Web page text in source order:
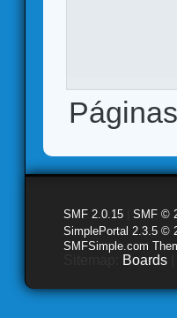
SMF 2.0.15 SMF ©
SimplePortal 2.3.5 ©
SMFSimple.com
Boards